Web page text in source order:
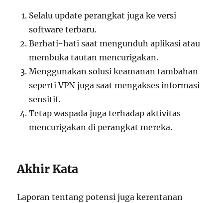
Selalu update perangkat juga ke versi
software terbaru.
Berhati-hati saat mengunduh aplikasi atau
membuka tautan mencurigakan.
Menggunakan solusi keamanan tambahan
seperti VPN juga saat mengakses informasi
sensitif.
Tetap waspada juga terhadap aktivitas
mencurigakan di perangkat mereka.
Akhir Kata
Laporan tentang potensi juga kerentanan